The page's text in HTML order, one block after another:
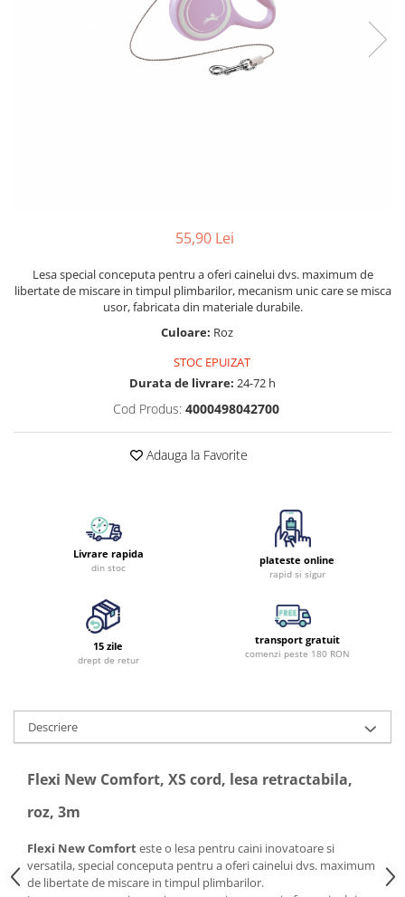
55,90 Lei
Lesa special conceputa pentru a oferi cainelui dvs. maximum de
libertate de miscare in timpul plimbarilor, mecanism unic care se misca
usor, fabricata din materiale durabile.
Culoare: Roz
STOC EPUIZAT
Durata de livrare: 24-72 h
Cod Produs: 4000498042700
Adauga la Favorite
Livrare rapida
din stoc
plateste online
rapid si sigur
15 zile
drept de retur
transport gratuit
comenzi peste 180 RON
Descriere
Flexi New Comfort, XS cord, lesa retractabila,
roz, 3m
Flexi New Comforteste o lesa pentru caini inovatoare si
versatila, special conceputa pentru a oferi cainelui dvs. maximum
de libertate de miscare in timpul plimbarilor.